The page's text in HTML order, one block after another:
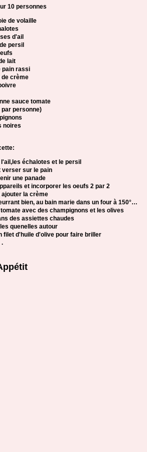
10 personnes
de volaille
d'ail
persil
lait
pain rassi
de crème
sauce tomate
par personne)
noires
échalotes et le persil
verser sur le pain
une panade
et incorporer les oeufs 2 par 2
la crème
bien, au bain marie dans un four à 150°…
avec des champignons et les olives
des assiettes chaudes
quenelles autour
filet d'huile d'olive pour faire briller
.